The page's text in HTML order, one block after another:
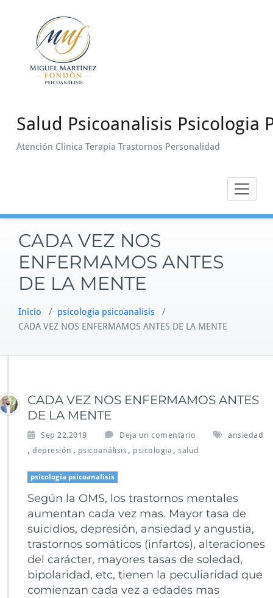
contenido
Salud Psicoanalisis Psicologia
Atención Clinica Terapia Trastornos Personalidad
CADA VEZ NOS
ENFERMAMOS ANTES
DE LA MENTE
Inicio / psicologia psicoanalisis /
CADA VEZ NOS ENFERMAMOS ANTES DE LA MENTE
CADA VEZ NOS ENFERMAMOS ANTES
DE LA MENTE
Sep 22,2019 Deja un comentario ansiedad
, depresión , psicoanálisis , psicologia , salud
psicologia psicoanalisis
Según la OMS, los trastornos mentales
aumentan cada vez mas. Mayor tasa de
suicidios, depresión, ansiedad y angustia,
trastornos somáticos (infartos), alteraciones
del carácter, mayores tasas de soledad,
bipolaridad, etc, tienen la peculiaridad que
comienzan cada vez a edades mas